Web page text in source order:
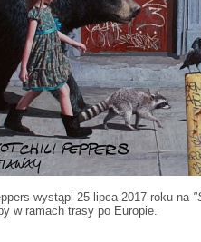
wystąpi 25 lipca 2017 roku na
w ramach trasy po Europie.